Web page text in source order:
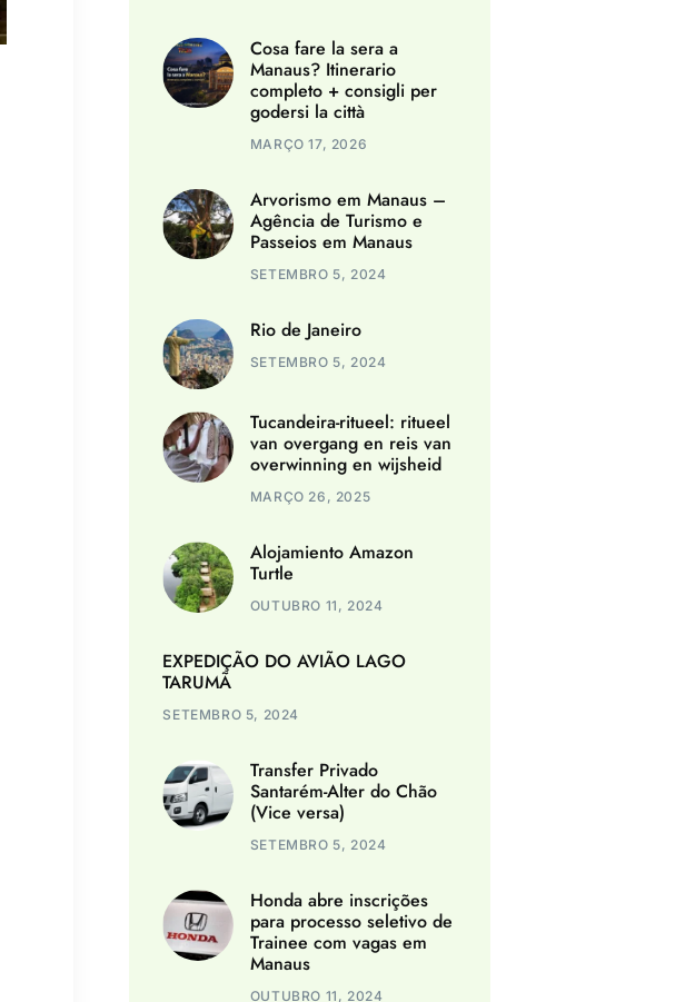
Cosa fare la sera a
Manaus? Itinerario
completo + consigli per
godersi la città
MARÇO 17, 2026
Arvorismo em Manaus –
Agência de Turismo e
Passeios em Manaus
SETEMBRO 5, 2024
Rio de Janeiro
SETEMBRO 5, 2024
Tucandeira-ritueel: ritueel
van overgang en reis van
overwinning en wijsheid
MARÇO 26, 2025
Alojamiento Amazon
Turtle
OUTUBRO 11, 2024
EXPEDIÇÃO DO AVIÃO LAGO
TARUMÃ
SETEMBRO 5, 2024
Transfer Privado
Santarém-Alter do Chão
(Vice versa)
SETEMBRO 5, 2024
Honda abre inscrições
para processo seletivo de
Trainee com vagas em
Manaus
OUTUBRO 11, 2024